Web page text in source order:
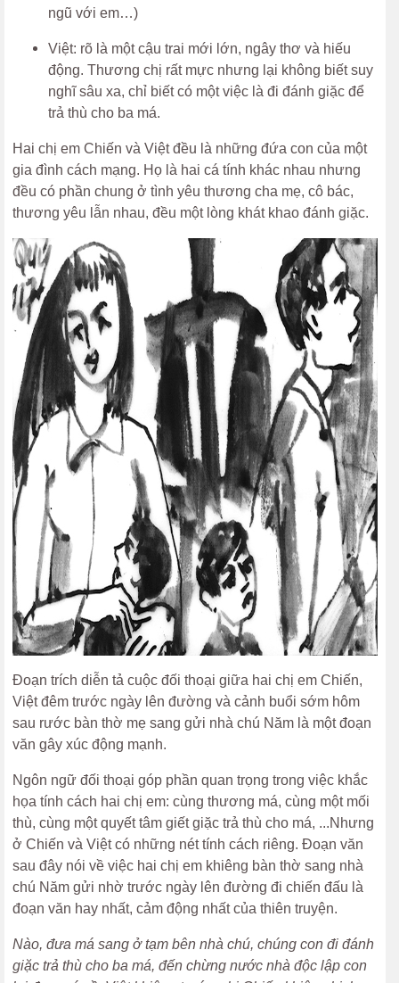
ngũ với em…)
Việt: rõ là một cậu trai mới lớn, ngây thơ và hiếu
động. Thương chị rất mực nhưng lại không biết suy
nghĩ sâu xa, chỉ biết có một việc là đi đánh giặc để
trả thù cho ba má.
Hai chị em Chiến và Việt đều là những đứa con của một
gia đình cách mạng. Họ là hai cá tính khác nhau nhưng
đều có phần chung ở tình yêu thương cha mẹ, cô bác,
thương yêu lẫn nhau, đều một lòng khát khao đánh giặc.
Đoạn trích diễn tả cuộc đối thoại giữa hai chị em Chiến,
Việt đêm trước ngày lên đường và cảnh buổi sớm hôm
sau rước bàn thờ mẹ sang gửi nhà chú Năm là một đoạn
văn gây xúc động mạnh.
Ngôn ngữ đối thoại góp phần quan trọng trong việc khắc
họa tính cách hai chị em: cùng thương má, cùng một mối
thù, cùng một quyết tâm giết giặc trả thù cho má, ...Nhưng
ở Chiến và Việt có những nét tính cách riêng. Đoạn văn
sau đây nói về việc hai chị em khiêng bàn thờ sang nhà
chú Năm gửi nhờ trước ngày lên đường đi chiến đấu là
đoạn văn hay nhất, cảm động nhất của thiên truyện.
Nào, đưa má sang ở tạm bên nhà chú, chúng con đi đánh
giặc trả thù cho ba má, đến chừng nước nhà độc lập con